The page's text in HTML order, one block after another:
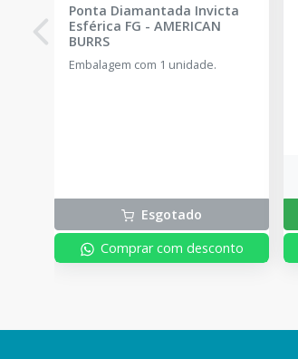
Ponta Diamantada Invicta
Esférica FG - AMERICAN
BURRS
Embalagem com 1 unidade.
Esgotado
Comprar com desconto